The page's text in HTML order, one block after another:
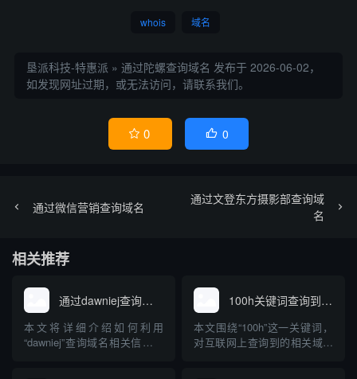
whois 域名
垦派科技-特惠派 » 通过陀螺查询域名 发布于 2026-06-02，
如发现网址过期，或无法访问，请联系我们。
 0  0
通过微信营销查询域名
通过文登东方摄影部查询域
名
相关推荐
通过dawniej查询域名
本文将详细介绍如何利用
“dawniej”查询域名相关信息。
100h关键词查询到的域名
本文围绕“100h”这一关键词，
对互联网上查询到的相关域名